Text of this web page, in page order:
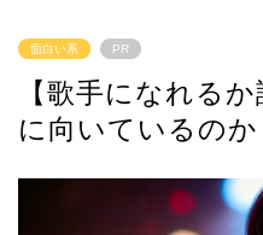
面白い系 PR
【歌手になれる
に向いているのか